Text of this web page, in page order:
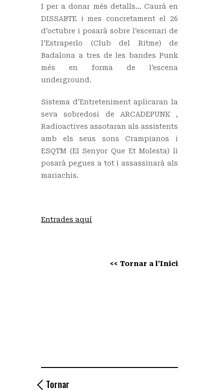
I per a donar més detalls… Caurà en
DISSABTE i mes concretament el 26
d’octubre i posarà sobre l’escenari de
l’Estraperlo (Club del Ritme) de
Badalona a tres de les bandes Punk
més en forma de l’escena
underground.
Sistema d’Entreteniment aplicaran la
seva sobredosi de ARCADEPUNK ,
Radioactives assotaran als assistents
amb els seus sons Crampianos i
ESQTM (El Senyor Que Et Molesta) li
posarà pegues a tot i assassinarà als
mariachis.
Entrades aquí
<< Tornar a l’Inici
Tornar